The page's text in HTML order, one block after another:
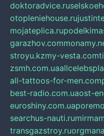
doktoradvice.ru
otopleniehouse.ru
mojateplica.ru
garazhov.com
stroyu.kzmy-vesta.com
zsmh.com.ua
all-tattoos-for-men.com
best-radio.com.uaost-
euroshiny.com.ua
searchus-nauti.ru
transgazstroy.ru